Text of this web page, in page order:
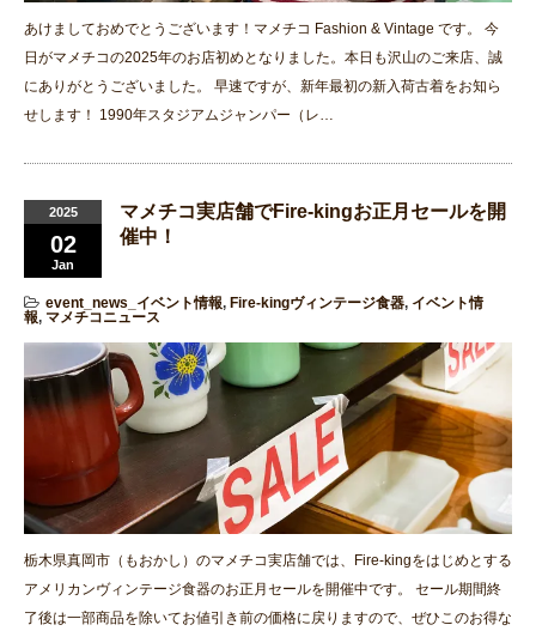
あけましておめでとうございます！マメチコ Fashion & Vintage です。 今
日がマメチコの2025年のお店初めとなりました。本日も沢山のご来店、誠
にありがとうございました。 早速ですが、新年最初の新入荷古着をお知ら
せします！ 1990年スタジアムジャンパー（レ…
2025
02
Jan
マメチコ実店舗でFire-kingお正月セールを開
催中！
event_news_イベント情報, Fire-kingヴィンテージ食器, イベント情
報, マメチコニュース
栃木県真岡市（もおかし）のマメチコ実店舗では、Fire-kingをはじめとする
アメリカンヴィンテージ食器のお正月セールを開催中です。 セール期間終
了後は一部商品を除いてお値引き前の価格に戻りますので、ぜひこのお得な